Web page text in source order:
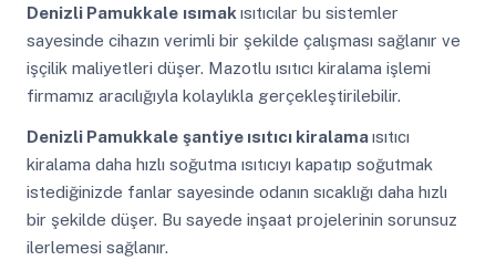
Denizli Pamukkale ısımak ısıtıcılar bu sistemler
sayesinde cihazın verimli bir şekilde çalışması sağlanır ve
işçilik maliyetleri düşer. Mazotlu ısıtıcı kiralama işlemi
firmamız aracılığıyla kolaylıkla gerçekleştirilebilir.
Denizli Pamukkale şantiye ısıtıcı kiralamaısıtıcı
kiralama daha hızlı soğutma ısıtıcıyı kapatıp soğutmak
istediğinizde fanlar sayesinde odanın sıcaklığı daha hızlı
bir şekilde düşer. Bu sayede inşaat projelerinin sorunsuz
ilerlemesi sağlanır.